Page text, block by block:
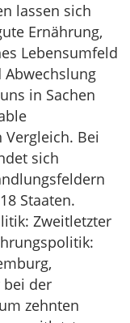
lassen sich
Ernährung,
Lebensumfeld
in Sachen
Bei
sich
Staaten.
Zweitletzter
bei der
zehnten